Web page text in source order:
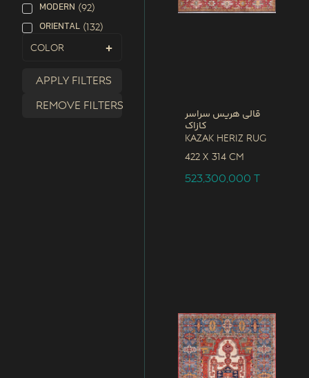
MODERN (92)
ORIENTAL (132)
Color
Apply filters
Remove filters
قالی هریس سراسر
کازاک
Kazak Heriz Rug
422 x 314 CM
523,300,000T